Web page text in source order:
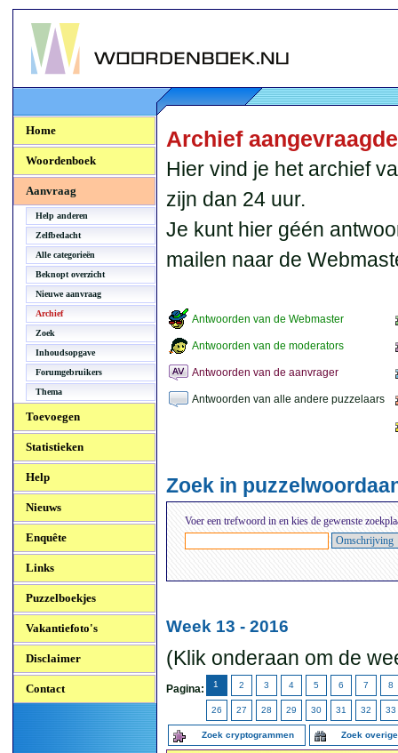
Woordenboek.NU
Home
Woordenboek
Aanvraag
Help anderen
Zelfbedacht
Alle categorieën
Beknopt overzicht
Nieuwe aanvraag
Archief
Zoek
Inhoudsopgave
Forumgebruikers
Thema
Toevoegen
Statistieken
Help
Nieuws
Enquête
Links
Puzzelboekjes
Vakantiefoto's
Disclaimer
Contact
Archief
Hier vind je het archief
zijn dan 24 uur.
Je kunt hier géén
mailen naar de
Antwoorden van de Webmaster
Antwoorden van de moderators
Antwoorden van de aanvrager
Antwoorden van alle andere puzzelaars
Zoek in
Voer een trefwoord in en kies de gewenste
Week 13 - 2016
(Klik onderaan om de
Pagina: 1 2 3 4 5 6 7 8
26 27 28 29 30 31 32 33
Zoek cryptogrammen Zoek